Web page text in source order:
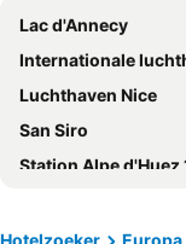
Aston Hotel
Art Hotel Boston
Hotel Adalesia
Best Western Hotel
Art Hotel Olympic
Lac d'Annecy
Internationale luchthaven
Luchthaven Nice
San Siro
Station Alpe d'Huez
Station de ski La plagne -
Hotelzoeker Europa